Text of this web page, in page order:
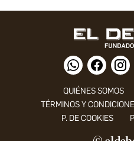
QUIÉNES SOMOS
TÉRMINOS Y
P. DE COOKIES